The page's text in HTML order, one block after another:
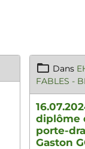
Dans
FABLES -
diplôme
porte-
Gaston